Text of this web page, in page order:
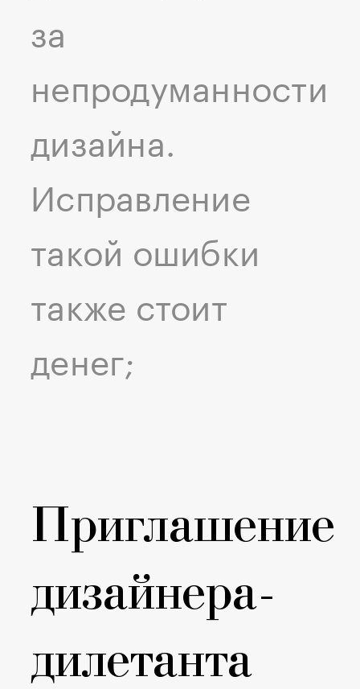
за
непродуманности
дизайна.
Исправление
такой ошибки
также стоит
денег;
Приглашение
дизайнера-
дилетанта